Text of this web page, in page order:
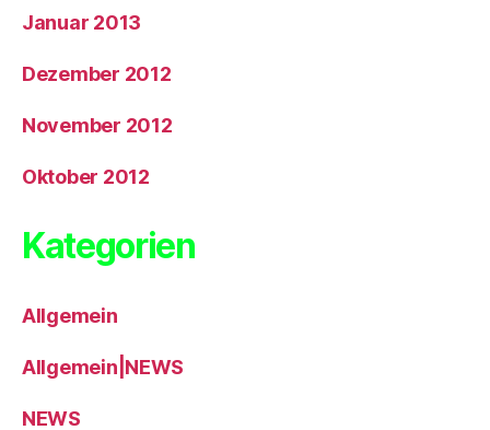
Januar 2013
Dezember 2012
November 2012
Oktober 2012
Kategorien
Allgemein
Allgemein|NEWS
NEWS